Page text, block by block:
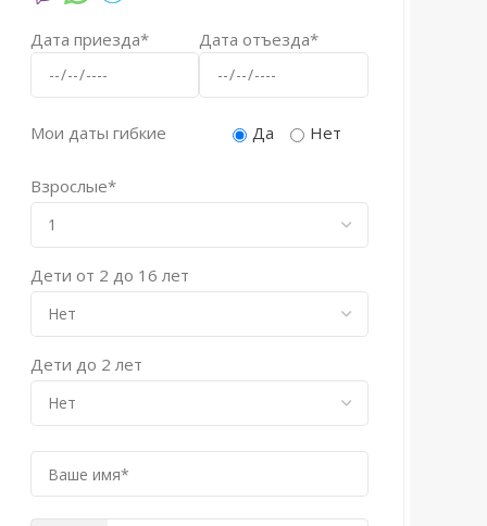
Дата приезда* Дата отъезда*
Мои даты гибкие Да Нет
Взрослые*
Дети от 2 до 16 лет
Дети до 2 лет